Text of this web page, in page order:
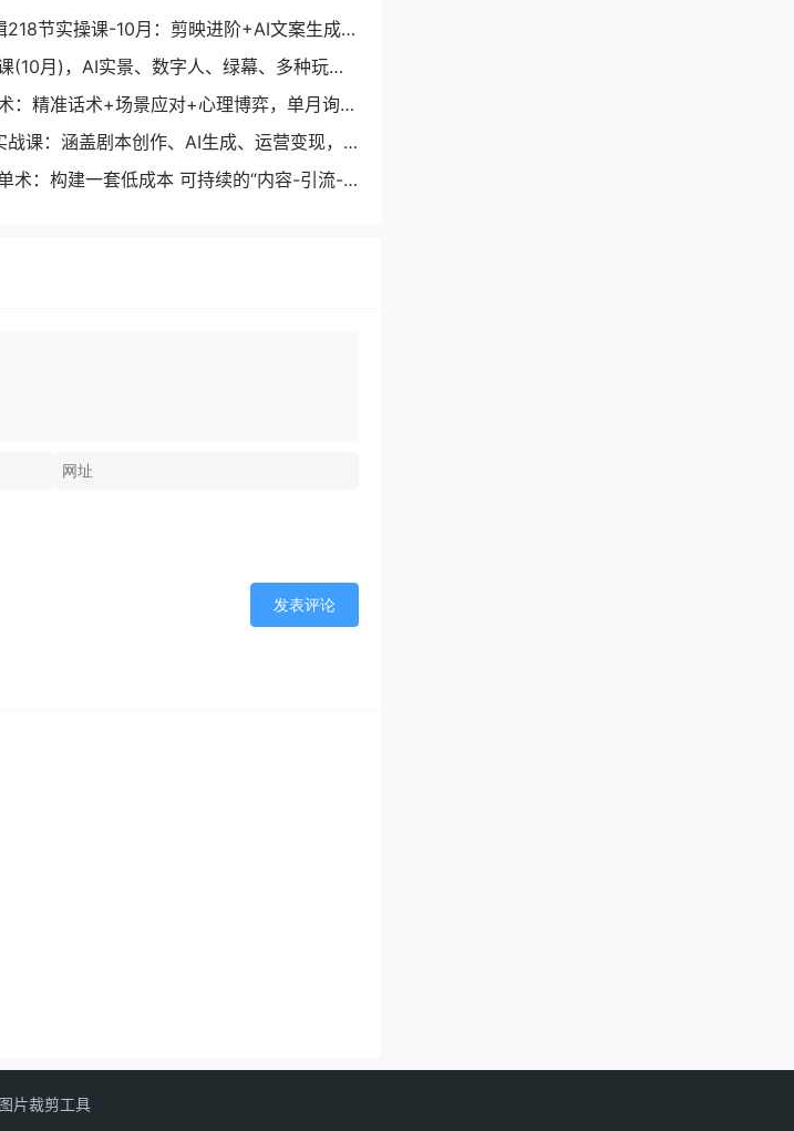
218节实操课-10月：剪映进阶+AI文案生成
入2万
(10月)，AI实景、数字人、绿幕、多种玩
盈利
：精准话术+场景应对+心理博弈，单月询盘
课：涵盖剧本创作、AI生成、运营变现，
术：构建一套低成本 可持续的“内容-引流-
发表评论
片裁剪工具